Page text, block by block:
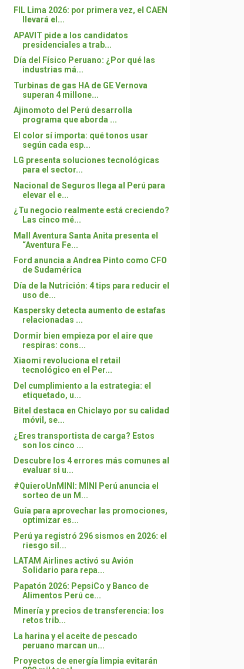
FIL Lima 2026: por primera vez, el CAEN
llevará el...
APAVIT pide a los candidatos
presidenciales a trab...
Día del Físico Peruano: ¿Por qué las
industrias má...
Turbinas de gas HA de GE Vernova
superan 4 millone...
Ajinomoto del Perú desarrolla
programa que aborda ...
El color sí importa: qué tonos usar
según cada esp...
LG presenta soluciones tecnológicas
para el sector...
Nacional de Seguros llega al Perú para
elevar el e...
¿Tu negocio realmente está creciendo?
Las cinco mé...
Mall Aventura Santa Anita presenta el
“Aventura Fe...
Ford anuncia a Andrea Pinto como CFO
de Sudamérica
Día de la Nutrición: 4 tips para reducir el
uso de...
Kaspersky detecta aumento de estafas
relacionadas ...
Dormir bien empieza por el aire que
respiras: cons...
Xiaomi revoluciona el retail
tecnológico en el Per...
Del cumplimiento a la estrategia: el
etiquetado, u...
Bitel destaca en Chiclayo por su calidad
móvil, se...
¿Eres transportista de carga? Estos
son los cinco ...
Descubre los 4 errores más comunes al
evaluar si u...
#QuieroUnMINI: MINI Perú anuncia el
sorteo de un M...
Guía para aprovechar las promociones,
optimizar es...
Perú ya registró 296 sismos en 2026: el
riesgo sil...
LATAM Airlines activó su Avión
Solidario para repa...
Papatón 2026: PepsiCo y Banco de
Alimentos Perú ce...
Minería y precios de transferencia: los
retos trib...
La harina y el aceite de pescado
peruano marcan un...
Proyectos de energía limpia evitarán